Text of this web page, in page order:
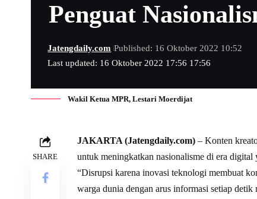
Penguat
Last updated: 16 Oktober 2022 17:56 17:56
Jatengdaily.com Published: 16 Oktober 2022 10:52
Wakil Ketua MPR, Lestari Moerdijat
SHARE
JAKARTA (Jatengdaily.com) – Konten
untuk meningkatkan nasionalisme di era digital
“Disrupsi karena inovasi teknologi membuat
warga dunia dengan arus informasi setiap detik